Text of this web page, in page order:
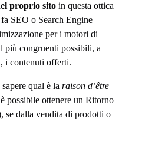
proprio sitoin questa ottica
SEO o Search Engine
per i motori di
più congruenti possibili, a
i contenuti offerti.
qual è laraison d’être
possibile ottenere un Ritorno
se dalla vendita di prodotti o